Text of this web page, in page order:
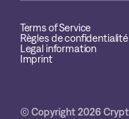
Terms of Service
Règles de confidentialité
Legal information
Imprint
© Copyright 2026